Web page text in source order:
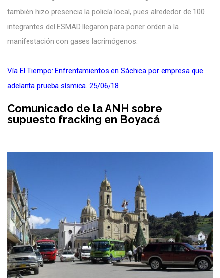
también hizo presencia la policía local, pues alrededor de 100
integrantes del ESMAD llegaron para poner orden a la
manifestación con gases lacrimógenos.
Vía El Tiempo: Enfrentamientos en Sáchica por empresa que
adelanta prueba sísmica. 25/06/18
Comunicado de la ANH sobre
supuesto fracking en Boyacá